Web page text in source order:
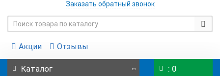
Заказать обратный звонок
Акции Отзывы
Каталог : 0